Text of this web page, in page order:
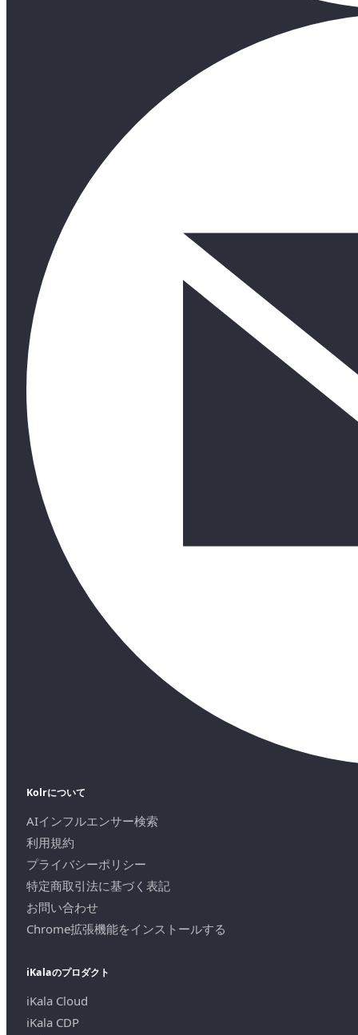
Kolrについて
AIインフルエンサー検索
利用規約
プライバシーポリシー
特定商取引法に基づく表記
お問い合わせ
Chrome拡張機能をインストールする
iKalaのプロダクト
iKala Cloud
iKala CDP